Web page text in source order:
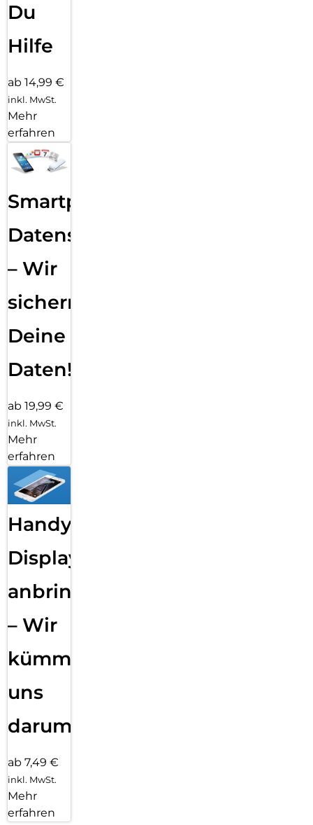
Du
Hilfe
ab 14,99 €
inkl. MwSt.
Mehr
erfahren
Smartphone
Datensicherung
– Wir
sichern
Deine
Daten!
ab 19,99 €
inkl. MwSt.
Mehr
erfahren
Handy
Displayfolie
anbringen
– Wir
kümmern
uns
darum!
ab 7,49 €
inkl. MwSt.
Mehr
erfahren